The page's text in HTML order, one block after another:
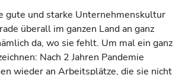
gute und starke Unternehmenskultur
überall im ganzen Land an ganz
da, wo sie fehlt. Um mal ein ganz
Nach 2 Jahren Pandemie
wieder an Arbeitsplätze, die sie nicht